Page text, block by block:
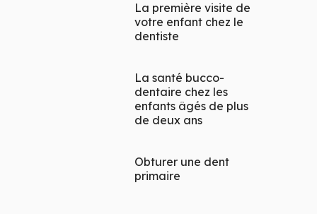
La première visite de
votre enfant chez le
dentiste
La santé bucco-
dentaire chez les
enfants âgés de plus
de deux ans
Obturer une dent
primaire